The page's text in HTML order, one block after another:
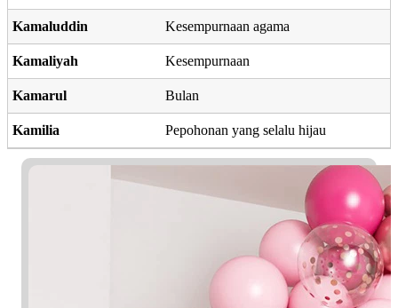
Kamaluddin Kesempurnaan agama
Kamaliyah Kesempurnaan
Kamarul Bulan
Kamilia Pepohonan yang selalu hijau